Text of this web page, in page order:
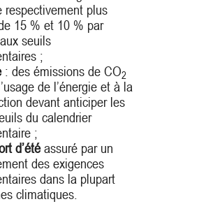
respectivement plus
15 % et 10 % par
seuils
;
: des émissions de CO2
de l’énergie et à la
devant anticiper les
du calendrier
;
d’étéassuré par un
des exigences
dans la plupart
climatiques.